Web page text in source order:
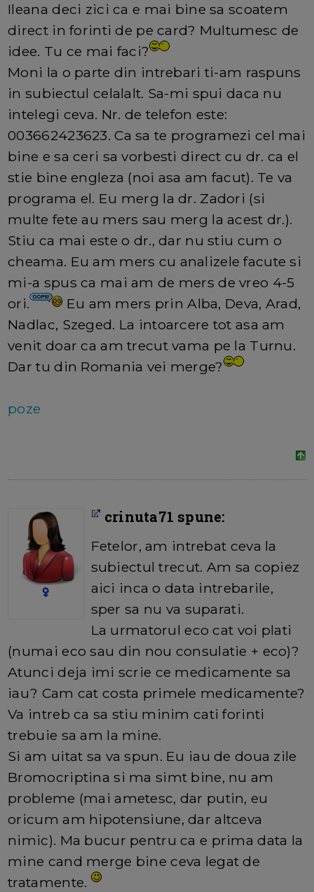
Ileana deci zici ca e mai bine sa scoatem
direct in forinti de pe card? Multumesc de
idee. Tu ce mai faci?
Moni la o parte din intrebari ti-am raspuns
in subiectul celalalt. Sa-mi spui daca nu
intelegi ceva. Nr. de telefon este:
003662423623. Ca sa te programezi cel mai
bine e sa ceri sa vorbesti direct cu dr. ca el
stie bine engleza (noi asa am facut). Te va
programa el. Eu merg la dr. Zadori (si
multe fete au mers sau merg la acest dr.).
Stiu ca mai este o dr., dar nu stiu cum o
cheama. Eu am mers cu analizele facute si
mi-a spus ca mai am de mers de vreo 4-5
ori.
Eu am mers prin Alba, Deva, Arad,
Nadlac, Szeged. La intoarcere tot asa am
venit doar ca am trecut vama pe la Turnu.
Dar tu din Romania vei merge?
poze
crinuta71 spune:
Fetelor, am intrebat ceva la
subiectul trecut. Am sa copiez
aici inca o data intrebarile,
sper sa nu va suparati.
La urmatorul eco cat voi plati
(numai eco sau din nou consulatie + eco)?
Atunci deja imi scrie ce medicamente sa
iau? Cam cat costa primele medicamente?
Va intreb ca sa stiu minim cati forinti
trebuie sa am la mine.
Si am uitat sa va spun. Eu iau de doua zile
Bromocriptina si ma simt bine, nu am
probleme (mai ametesc, dar putin, eu
oricum am hipotensiune, dar altceva
nimic). Ma bucur pentru ca e prima data la
mine cand merge bine ceva legat de
tratamente.